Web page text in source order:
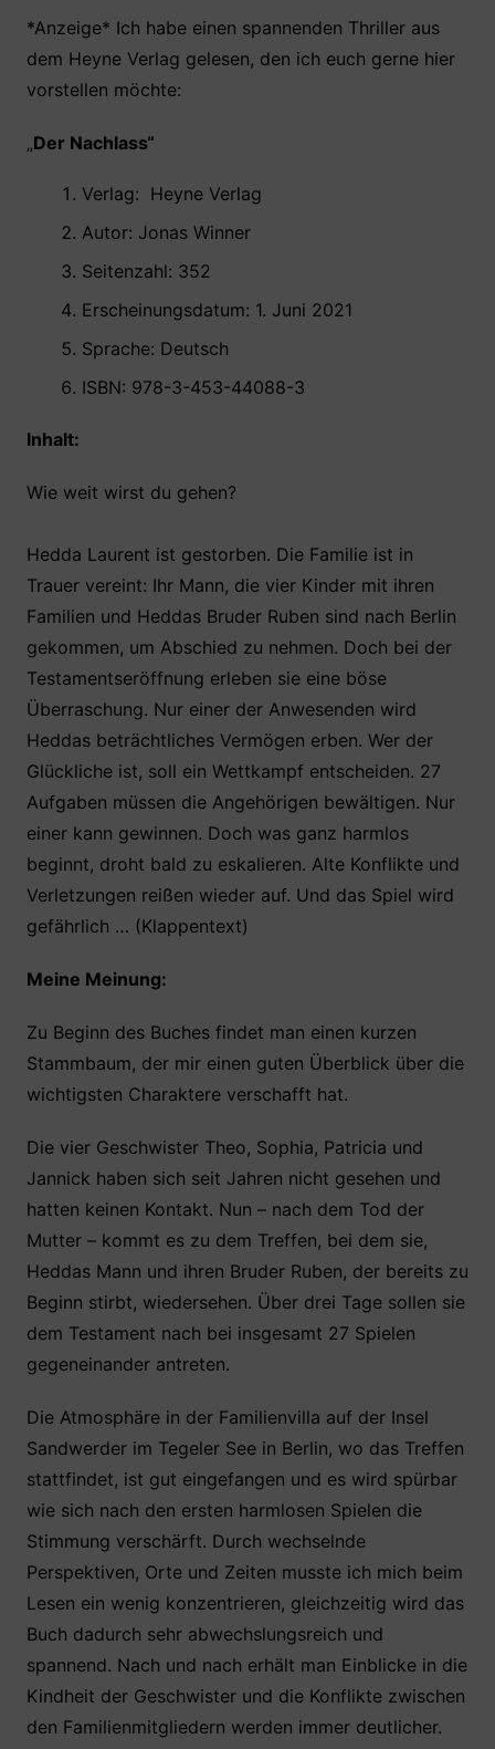
c
e
b
o
o
k
itt
er
at
s
A
p
er
e
le
n
*Anzeige* Ich habe einen spannenden Thriller aus
dem Heyne Verlag gelesen, den ich euch gerne hier
vorstellen möchte:
„Der Nachlass“
Verlag: ‎ Heyne Verlag
Autor: Jonas Winner
Seitenzahl: 352
Erscheinungsdatum: 1. Juni 2021
Sprache: Deutsch
ISBN: 978-3-453-44088-3
Inhalt:
Wie weit wirst du gehen?
Hedda Laurent ist gestorben. Die Familie ist in
Trauer vereint: Ihr Mann, die vier Kinder mit ihren
Familien und Heddas Bruder Ruben sind nach Berlin
gekommen, um Abschied zu nehmen. Doch bei der
Testamentseröffnung erleben sie eine böse
Überraschung. Nur einer der Anwesenden wird
Heddas beträchtliches Vermögen erben. Wer der
Glückliche ist, soll ein Wettkampf entscheiden. 27
Aufgaben müssen die Angehörigen bewältigen. Nur
einer kann gewinnen. Doch was ganz harmlos
beginnt, droht bald zu eskalieren. Alte Konflikte und
Verletzungen reißen wieder auf. Und das Spiel wird
gefährlich … (Klappentext)
Meine Meinung:
Zu Beginn des Buches findet man einen kurzen
Stammbaum, der mir einen guten Überblick über die
wichtigsten Charaktere verschafft hat.
Die vier Geschwister Theo, Sophia, Patricia und
Jannick haben sich seit Jahren nicht gesehen und
hatten keinen Kontakt. Nun – nach dem Tod der
Mutter – kommt es zu dem Treffen, bei dem sie,
Heddas Mann und ihren Bruder Ruben, der bereits zu
Beginn stirbt, wiedersehen. Über drei Tage sollen sie
dem Testament nach bei insgesamt 27 Spielen
gegeneinander antreten.
Die Atmosphäre in der Familienvilla auf der Insel
Sandwerder im Tegeler See in Berlin, wo das Treffen
stattfindet, ist gut eingefangen und es wird spürbar
wie sich nach den ersten harmlosen Spielen die
Stimmung verschärft. Durch wechselnde
Perspektiven, Orte und Zeiten musste ich mich beim
Lesen ein wenig konzentrieren, gleichzeitig wird das
Buch dadurch sehr abwechslungsreich und
spannend. Nach und nach erhält man Einblicke in die
Kindheit der Geschwister und die Konflikte zwischen
den Familienmitgliedern werden immer deutlicher.